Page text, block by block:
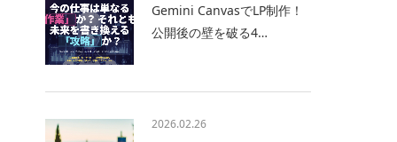
Gemini CanvasでLP制作！
公開後の壁を破る4…
2026.02.26